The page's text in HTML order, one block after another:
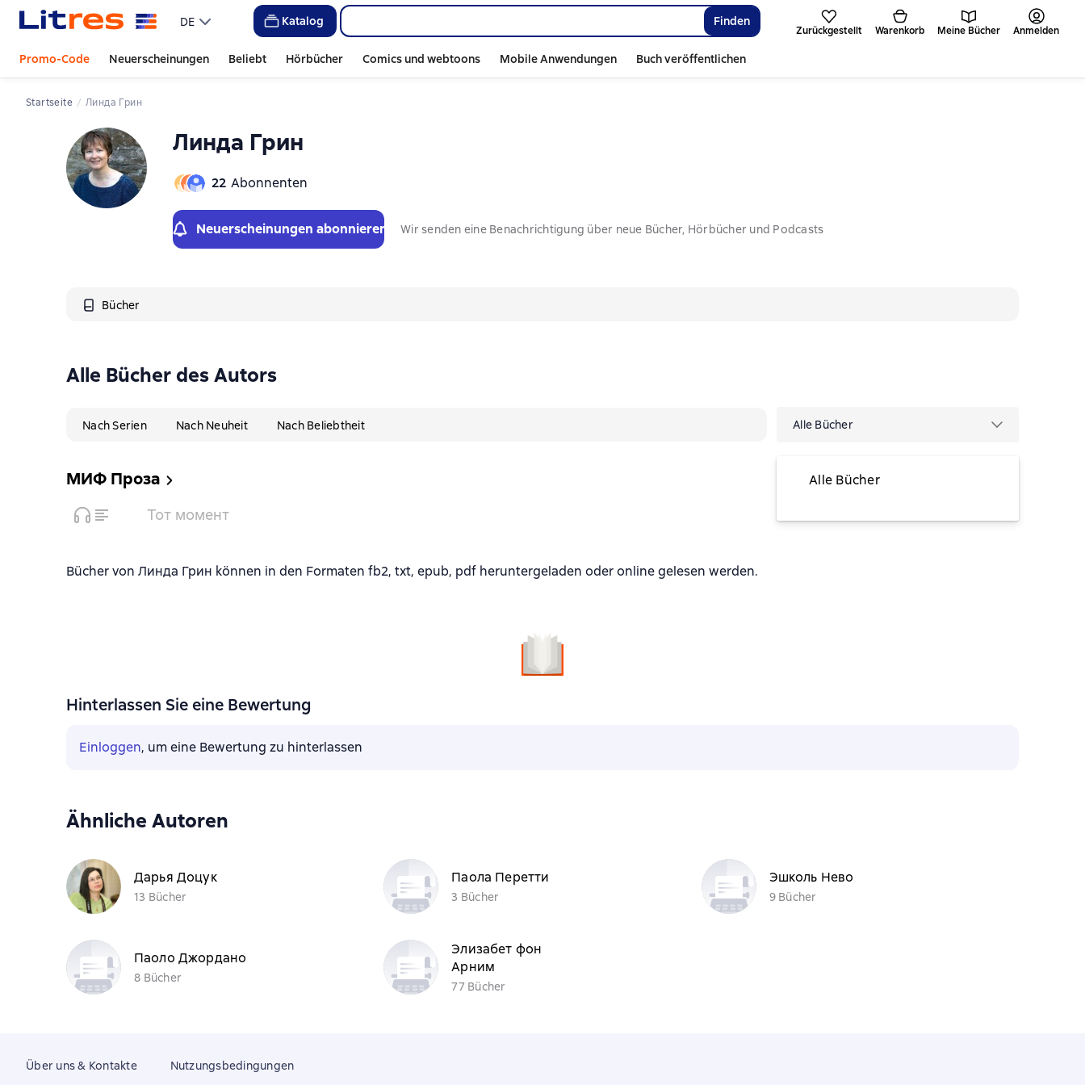
DE Katalog Finden
Zurückgestellt Warenkorb Meine Bücher Anmelden
Promo-Code Neuerscheinungen Beliebt Hörbücher Comics und webtoons Mobile Anwendungen Buch veröffentlichen
Startseite Линда Грин
Линда Грин
22 Abonnenten
Neuerscheinungen abonnieren Wir senden eine Benachrichtigung über neue Bücher, Hörbücher und Podcasts
Bücher
Alle Bücher des Autors
Nach Serien Nach Neuheit Nach Beliebtheit Alle Bücher
Alle Bücher
МИФ Проза
Тот момент
Bücher von Линда Грин können in den Formaten fb2, txt, epub, pdf heruntergeladen oder online gelesen werden.
Hinterlassen Sie eine Bewertung
Einloggen, um eine Bewertung zu hinterlassen
Ähnliche Autoren
Дарья Доцук
13 Bücher
Паола Перетти
3 Bücher
Эшколь Нево
9 Bücher
Паоло Джордано
8 Bücher
Элизабет фон
Арним
77 Bücher
Über uns & Kontakte
Nutzungsbedingungen